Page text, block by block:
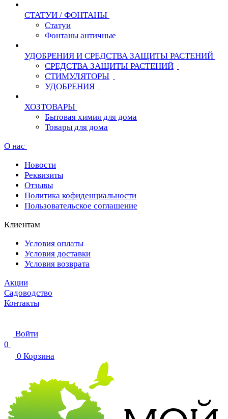
СТАТУИ / ФОНТАНЫ
Статуи
Фонтаны античные
УДОБРЕНИЯ И СРЕДСТВА ЗАЩИТЫ РАСТЕНИЙ
СРЕДСТВА ЗАЩИТЫ РАСТЕНИЙ
СТИМУЛЯТОРЫ
УДОБРЕНИЯ
ХОЗТОВАРЫ
Бытовая химия для дома
Товары для дома
О нас
Новости
Реквизиты
Отзывы
Политика кофиденциальности
Пользовательское соглашение
Клиентам
Условия оплаты
Условия доставки
Условия возврата
Акции
Садоводство
Контакты
Войти
0
0 Корзина